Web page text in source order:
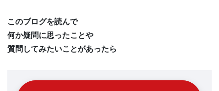
このブログを読んで
何か疑問に思ったことや
質問してみたいことがあったら